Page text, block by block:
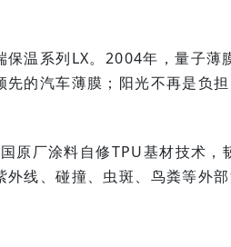
温系列LX。2004年，量子
的汽车薄膜；阳光不再是负担
原厂涂料自修TPU基材技术，
线、碰撞、虫斑、鸟粪等外